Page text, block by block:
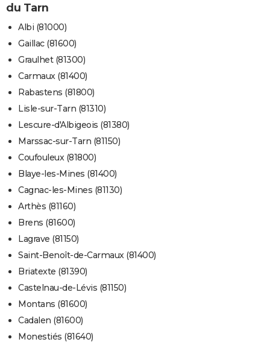
du Tarn
Albi (81000)
Gaillac (81600)
Graulhet (81300)
Carmaux (81400)
Rabastens (81800)
Lisle-sur-Tarn (81310)
Lescure-d'Albigeois (81380)
Marssac-sur-Tarn (81150)
Coufouleux (81800)
Blaye-les-Mines (81400)
Cagnac-les-Mines (81130)
Arthès (81160)
Brens (81600)
Lagrave (81150)
Saint-Benoît-de-Carmaux (81400)
Briatexte (81390)
Castelnau-de-Lévis (81150)
Montans (81600)
Cadalen (81600)
Monestiés (81640)